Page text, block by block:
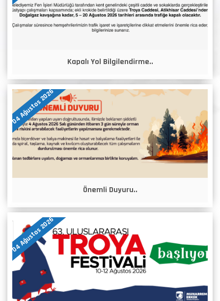
Kapalı Yol Bilgilendirme..
04 Ağustos 2026
Önemli Duyuru..
04 Ağustos 2026